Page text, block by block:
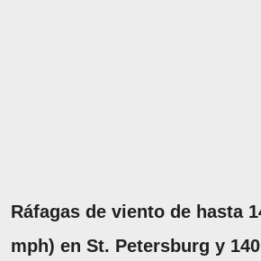
Ráfagas de viento de hasta
mph) en St. Petersburg y